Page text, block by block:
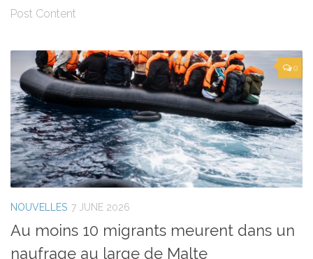
Post Content
0
NOUVELLES 7 JUNE 2026
Au moins 10 migrants meurent dans un
naufrage au large de Malte